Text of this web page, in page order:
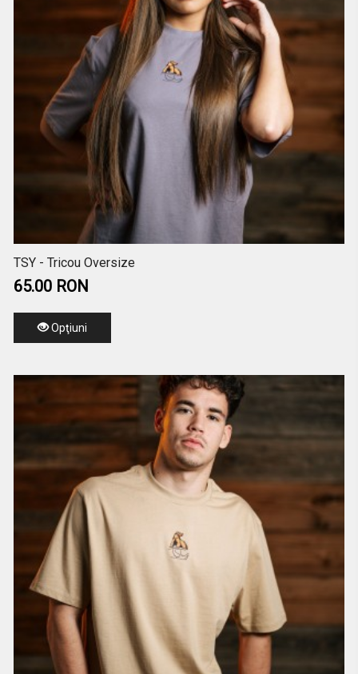
TSY - Tricou Oversize
65.00 RON
Opţiuni